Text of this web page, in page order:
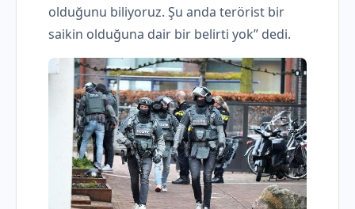
olduğunu biliyoruz. Şu anda terörist bir
saikin olduğuna dair bir belirti yok” dedi.